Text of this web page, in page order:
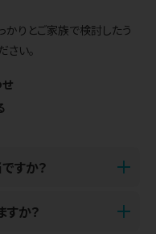
かりとご家族で検討したう
さい。
すか？
までにご連絡いただければ
か？